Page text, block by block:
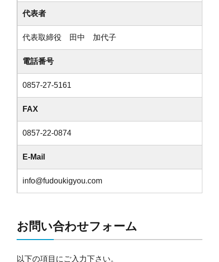
代表者
代表取締役 田中 加代子
電話番号
0857-27-5161
FAX
0857-22-0874
E-Mail
info@fudoukigyou.com
お問い合わせフォーム
以下の項目にご入力下さい。